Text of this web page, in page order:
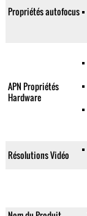
Propriétés autofocus
APN Propriétés
Hardware
Résolutions Vidéo